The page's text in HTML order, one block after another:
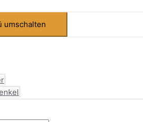
umschalten